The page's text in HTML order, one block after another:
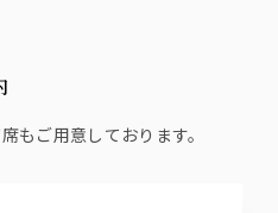
もご用意しております。